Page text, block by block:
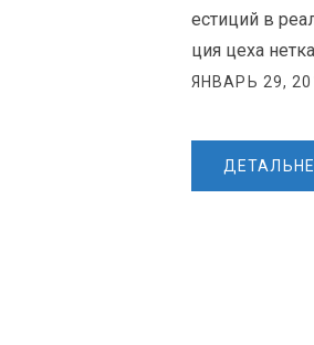
естиций в
ция цеха
ЯНВАРЬ 29,